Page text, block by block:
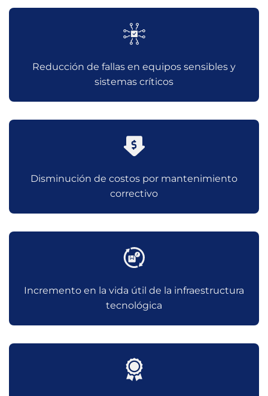
Reducción de fallas en equipos sensibles y
sistemas críticos
Disminución de costos por mantenimiento
correctivo
Incremento en la vida útil de la infraestructura
tecnológica